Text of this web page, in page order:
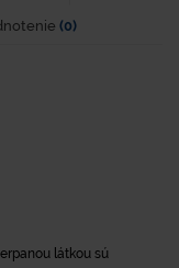
(0)
látkou sú